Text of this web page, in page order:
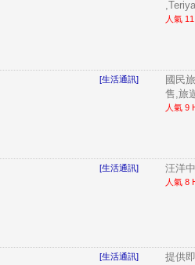
人氣
[生活通訊]
國民
售,旅
人氣 9
[生活通訊] 汪洋
人氣 8
[生活通訊] 提供